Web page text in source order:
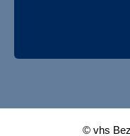
© vhs